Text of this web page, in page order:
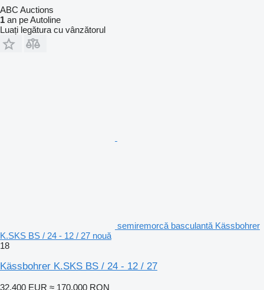
ABC Auctions
1 an pe Autoline
Luați legătura cu vânzătorul
semiremorcă basculantă Kässbohrer
K.SKS BS / 24 - 12 / 27 nouă
18
Kässbohrer K.SKS BS / 24 - 12 / 27
32.400 EUR ≈ 170.000 RON